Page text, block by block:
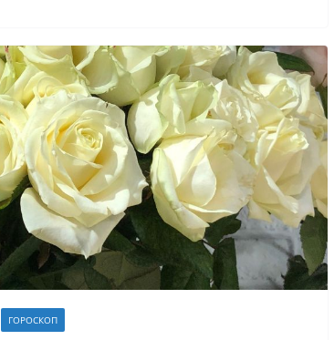
b
o
o
k
d
o
n
и
т
и
с
я
ГОРОСКОП